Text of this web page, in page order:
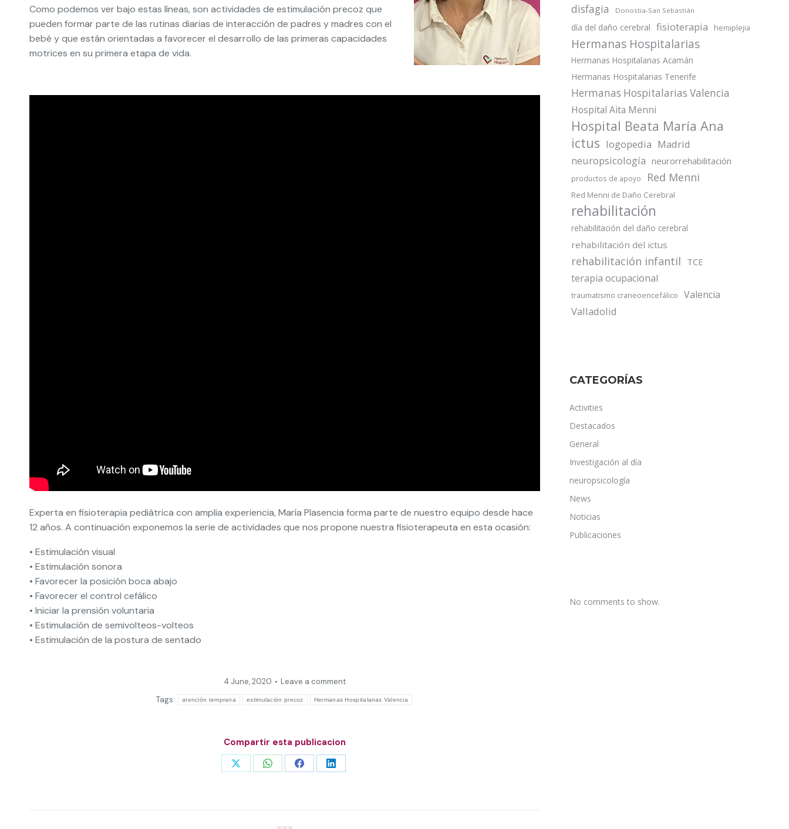
Como podemos ver bajo estas líneas, son actividades de estimulación precoz que
pueden formar parte de las rutinas diarias de interacción de padres y madres con el
bebé y que están orientadas a favorecer el desarrollo de las primeras capacidades
motrices en su primera etapa de vida.
Experta en fisioterapia pediátrica con amplia experiencia, María Plasencia forma parte de nuestro equipo desde hace
12 años. A continuación exponemos la serie de actividades que nos propone nuestra fisioterapeuta en esta ocasión:
• Estimulación visual
• Estimulación sonora
• Favorecer la posición boca abajo
• Favorecer el control cefálico
• Iniciar la prensión voluntaria
• Estimulación de semivolteos-volteos
• Estimulación de la postura de sentado
4 June, 2020
Leave a comment
Tags:
atención temprana estimulación precoz Hermanas Hospitalarias Valencia
Compartir esta publicacion
Share Share Share Share
disfagia Donostia-San Sebastián
día del daño cerebral fisioterapia hemiplejia
Hermanas Hospitalarias
Hermanas Hospitalarias Acamán
Hermanas Hospitalarias Tenerife
Hermanas Hospitalarias Valencia
Hospital Aita Menni
Hospital Beata María Ana
ictus logopedia Madrid
neuropsicología neurorrehabilitación
productos de apoyo Red Menni
Red Menni de Daño Cerebral
rehabilitación
rehabilitación del daño cerebral
rehabilitación del ictus
rehabilitación infantil TCE
terapia ocupacional
traumatismo craneoencefálico Valencia
Valladolid
CATEGORÍAS
Activities
Destacados
General
Investigación al día
neuropsicología
News
Noticias
Publicaciones
No comments to show.